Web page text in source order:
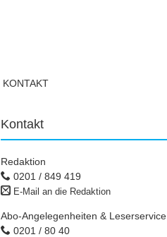
KONTAKT
Kontakt
Redaktion
0201 / 849 419
E-Mail an die Redaktion
Abo-Angelegenheiten & Leserservice
0201 / 80 40